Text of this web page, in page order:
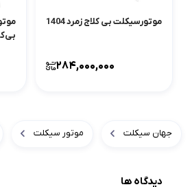
موتورسیکلت بی کلاج زمرد 1404
284,000,000
جهان سیکلت موتور سیکلت
دیدگاه ها